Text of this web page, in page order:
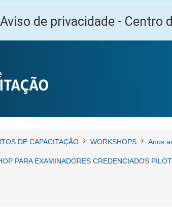
Aviso de privacidade - Centro
DE CAPACITAÇÃO WORKSHOPS Anos
PARA EXAMINADORES CREDENCIADOS